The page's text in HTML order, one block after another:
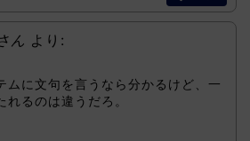
ん より:
ムに文句を言うなら分かるけど、一
るのは違うだろ。